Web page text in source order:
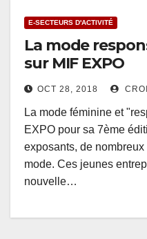
E-SECTEURS D'ACTIVITÉ
La mode
sur MIF EXPO
OCT 28, 2018
La mode féminine et
EXPO pour sa 7ème
exposants, de
mode. Ces jeunes
nouvelle…